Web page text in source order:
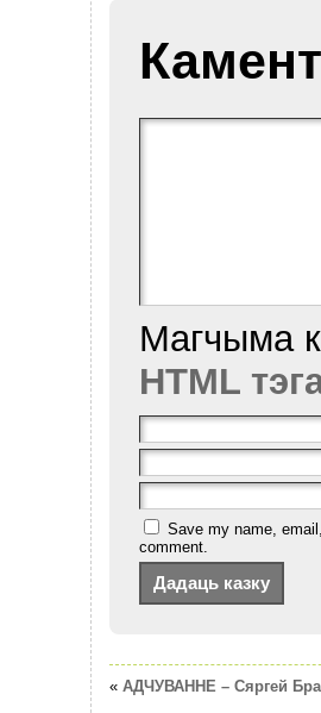
Магчыма
HTML
Save my name,
comment.
« АДЧУВАННЕ – Сяргей